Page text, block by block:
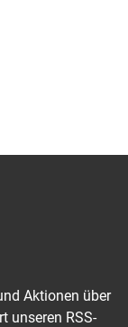
Aktionen über
unseren RSS-